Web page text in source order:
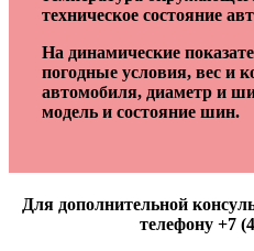
техническое состояние
На динамические
погодные условия, вес и
автомобиля, диаметр и
модель и состояние шин.
Для дополнительной
телефону +7